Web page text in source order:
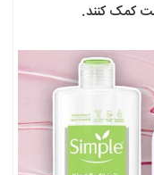
کمک کنند.